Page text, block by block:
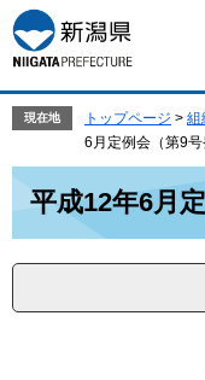
ー
ジ
の
で
す。
ニ
ュ
ー
ば
本
文
現在地 トップページ > 組
6月定例会（第9号
平成12年6月